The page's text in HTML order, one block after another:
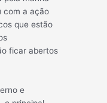
com a ação
que estão
ficar abertos
e